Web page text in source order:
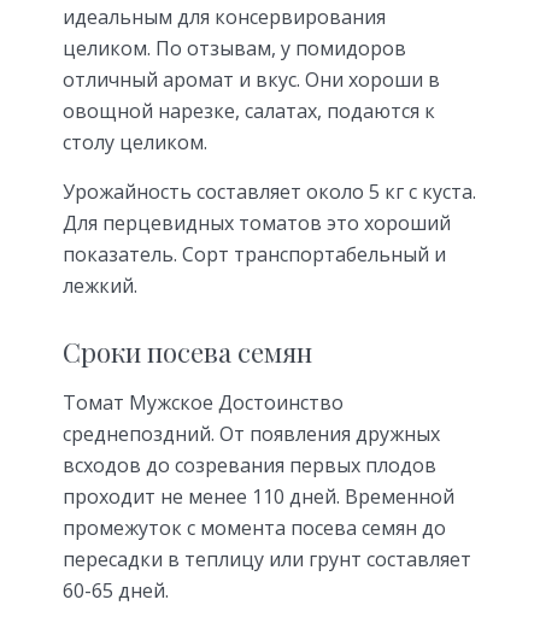
идеальным для консервирования
целиком. По отзывам, у помидоров
отличный аромат и вкус. Они хороши в
овощной нарезке, салатах, подаются к
столу целиком.
Урожайность составляет около 5 кг с куста.
Для перцевидных томатов это хороший
показатель. Сорт транспортабельный и
лежкий.
Сроки посева семян
Томат Мужское Достоинство
среднепоздний. От появления дружных
всходов до созревания первых плодов
проходит не менее 110 дней. Временной
промежуток с момента посева семян до
пересадки в теплицу или грунт составляет
60-65 дней.